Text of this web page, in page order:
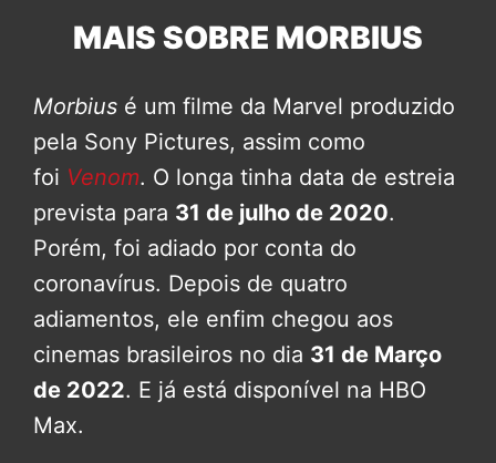
MAIS SOBRE MORBIUS
Morbius é um filme da Marvel produzido
pela Sony Pictures, assim como
foi Venom. O longa tinha data de estreia
prevista para 31 de julho de 2020.
Porém, foi adiado por conta do
coronavírus. Depois de quatro
adiamentos, ele enfim chegou aos
cinemas brasileiros no dia 31 de Março
de 2022. E já está disponível na HBO
Max.